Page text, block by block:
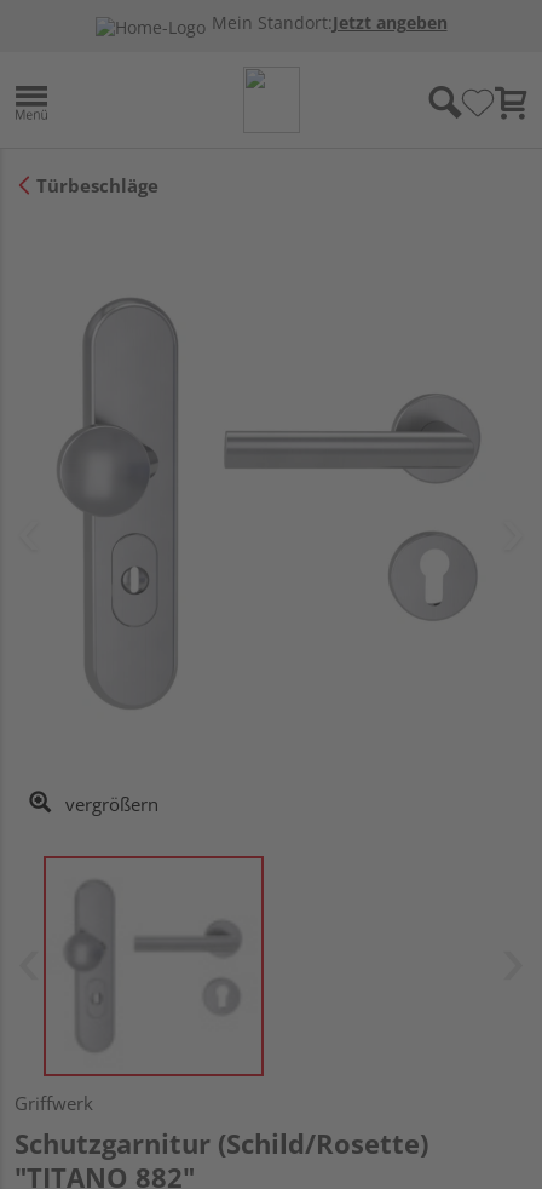
Mein Standort:Jetzt angeben
Türbeschläge
vergrößern
Griffwerk
Schutzgarnitur (Schild/Rosette)
"TITANO 882"